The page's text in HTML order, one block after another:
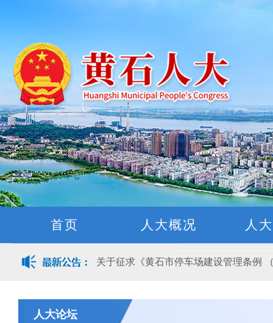
首页 人大概况 人
黄石市人民代表大会常务委员会公告
关于征集立法工作规划（2027年—2031
关于征求《黄石市停车场建设管理条例
公开征集“扩大内需大力提振消费”社会
人大论坛